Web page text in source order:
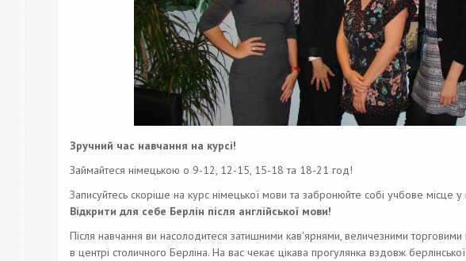
Зручний час навчання на курсі!
Займайтеся німецькою о 9-12, 12-15, 15-18 та 18-21 год!
Записуйтесь скоріше на курс німецької мови та забронюйте собі учбове місце
Відкрити для себе Берлін після англійської мови!
Після навчання ви насолодитеся затишними кав'ярнями, величезними
в центрі столичного Берліна. На вас чекає цікава прогулянка вздовж